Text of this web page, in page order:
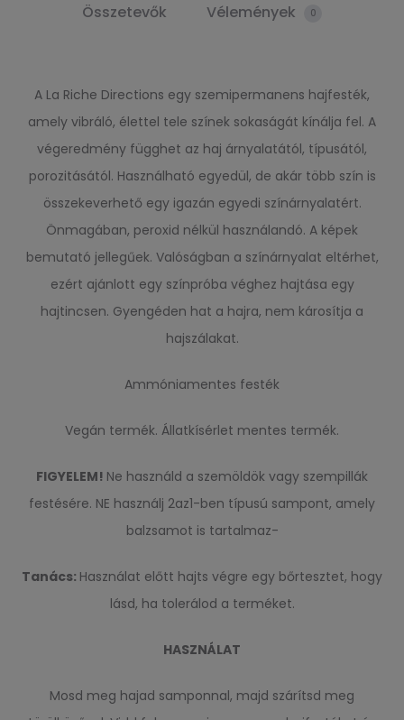
Összetevők Vélemények 0
A La Riche Directions egy szemipermanens hajfesték,
amely vibráló, élettel tele színek sokaságát kínálja fel. A
végeredmény függhet az haj árnyalatától, típusától,
porozitásától. Használható egyedül, de akár több szín is
összekeverhető egy igazán egyedi színárnyalatért.
Önmagában, peroxid nélkül használandó. A képek
bemutató jellegűek. Valóságban a színárnyalat eltérhet,
ezért ajánlott egy színpróba véghez hajtása egy
hajtincsen. Gyengéden hat a hajra, nem károsítja a
hajszálakat.
Ammóniamentes festék
Vegán termék. Állatkísérlet mentes termék.
FIGYELEM! Ne használd a szemöldök vagy szempillák
festésére. NE használj 2az1-ben típusú sampont, amely
balzsamot is tartalmaz-
Tanács: Használat előtt hajts végre egy bőrtesztet, hogy
lásd, ha tolerálod a terméket.
HASZNÁLAT
Mosd meg hajad samponnal, majd szárítsd meg